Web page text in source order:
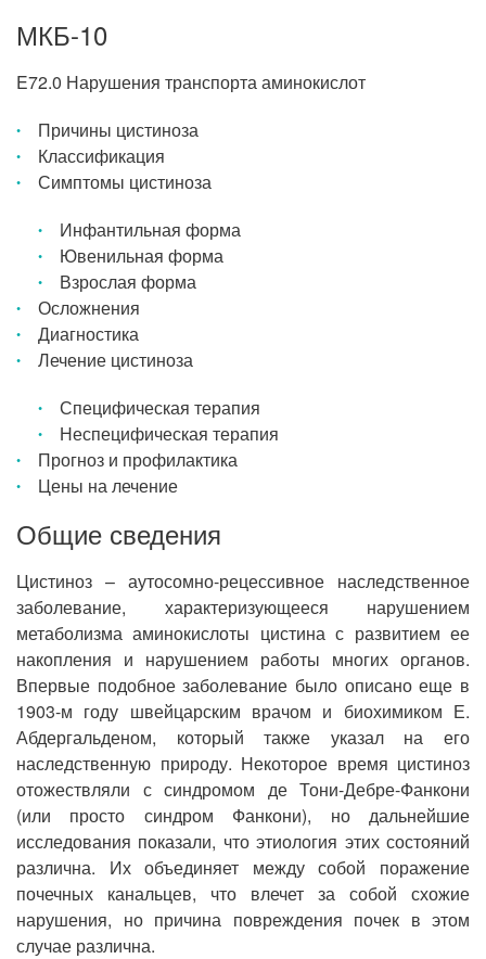
МКБ-10
E72.0 Нарушения транспорта аминокислот
Причины цистиноза
Классификация
Симптомы цистиноза
Инфантильная форма
Ювенильная форма
Взрослая форма
Осложнения
Диагностика
Лечение цистиноза
Специфическая терапия
Неспецифическая терапия
Прогноз и профилактика
Цены на лечение
Общие сведения
Цистиноз – аутосомно-рецессивное наследственное
заболевание, характеризующееся нарушением
метаболизма аминокислоты цистина с развитием ее
накопления и нарушением работы многих органов.
Впервые подобное заболевание было описано еще в
1903-м году швейцарским врачом и биохимиком Е.
Абдергальденом, который также указал на его
наследственную природу. Некоторое время цистиноз
отожествляли с синдромом де Тони-Дебре-Фанкони
(или просто синдром Фанкони), но дальнейшие
исследования показали, что этиология этих состояний
различна. Их объединяет между собой поражение
почечных канальцев, что влечет за собой схожие
нарушения, но причина повреждения почек в этом
случае различна.